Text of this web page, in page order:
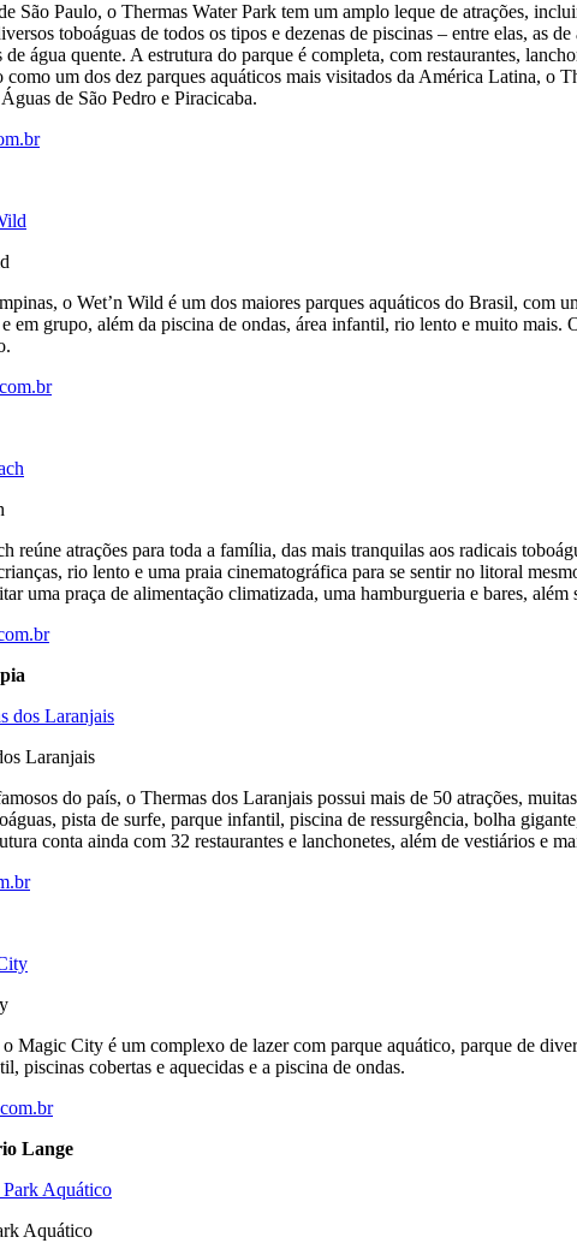
São Paulo, o Thermas Water Park tem um amplo leque de atrações,
toboáguas de todos os tipos e dezenas de piscinas – entre elas, as
de água quente. A estrutura do parque é completa, com restaurantes,
um dos dez parques aquáticos mais visitados da América Latina, o
de São Pedro e Piracicaba.
o Wet’n Wild é um dos maiores parques aquáticos do Brasil, com
em grupo, além da piscina de ondas, área infantil, rio lento e muito
reúne atrações para toda a família, das mais tranquilas aos radicais
rio lento e uma praia cinematográfica para se sentir no litoral
uma praça de alimentação climatizada, uma hamburgueria e bares,
Laranjais
do país, o Thermas dos Laranjais possui mais de 50 atrações,
pista de surfe, parque infantil, piscina de ressurgência, bolha
conta ainda com 32 restaurantes e lanchonetes, além de vestiários e
Magic City é um complexo de lazer com parque aquático, parque de
piscinas cobertas e aquecidas e a piscina de ondas.
Lange
Aquático